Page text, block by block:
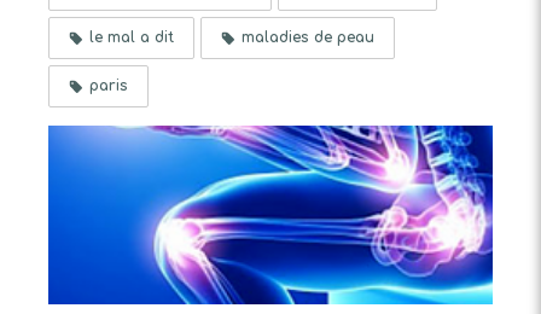
le mal a dit maladies de peau
paris